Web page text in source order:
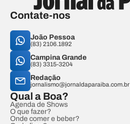
Contate-nos
João Pessoa
(83) 2106.1892
Campina Grande
(83) 3315-3204
Redação
jornalismo@jornaldaparaiba.com.br
Qual a Boa?
Agenda de Shows
O que fazer?
Onde comer e beber?